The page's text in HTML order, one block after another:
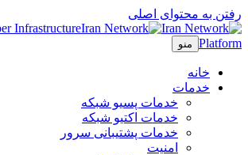
به محتوای اصلی
Infrastructure
منو
خانه
خدمات
خدمات پسیو شبکه
خدمات اکتیو شبکه
خدمات پشتیبانی سرور
امنیت